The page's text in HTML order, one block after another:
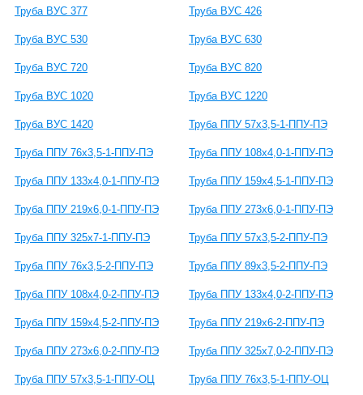
Труба ВУС 377 Труба ВУС 426
Труба ВУС 530 Труба ВУС 630
Труба ВУС 720 Труба ВУС 820
Труба ВУС 1020 Труба ВУС 1220
Труба ВУС 1420 Труба ППУ 57х3,5-1-ППУ-ПЭ
Труба ППУ 76х3,5-1-ППУ-ПЭ Труба ППУ 108х4,0-1-ППУ-ПЭ
Труба ППУ 133х4,0-1-ППУ-ПЭ Труба ППУ 159х4,5-1-ППУ-ПЭ
Труба ППУ 219х6,0-1-ППУ-ПЭ Труба ППУ 273х6,0-1-ППУ-ПЭ
Труба ППУ 325х7-1-ППУ-ПЭ Труба ППУ 57х3,5-2-ППУ-ПЭ
Труба ППУ 76х3,5-2-ППУ-ПЭ Труба ППУ 89х3,5-2-ППУ-ПЭ
Труба ППУ 108х4,0-2-ППУ-ПЭ Труба ППУ 133х4,0-2-ППУ-ПЭ
Труба ППУ 159х4,5-2-ППУ-ПЭ Труба ППУ 219х6-2-ППУ-ПЭ
Труба ППУ 273х6,0-2-ППУ-ПЭ Труба ППУ 325х7,0-2-ППУ-ПЭ
Труба ППУ 57х3,5-1-ППУ-ОЦ Труба ППУ 76х3,5-1-ППУ-ОЦ